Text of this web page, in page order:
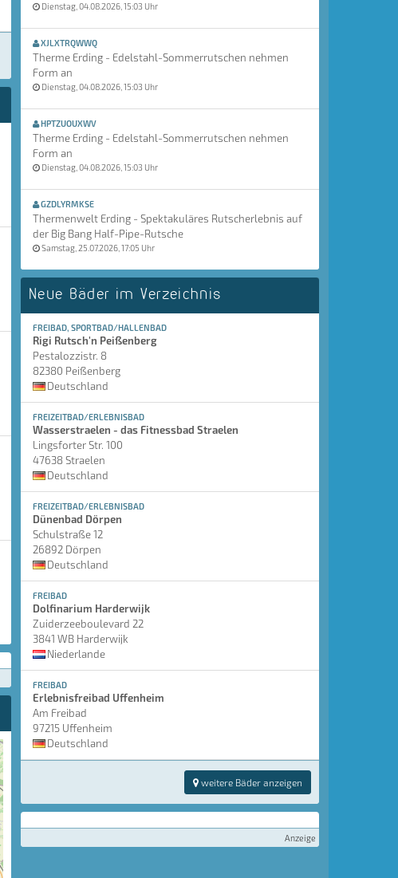
Dienstag, 04.08.2026, 15:03 Uhr
XJLXTRQWWQ
Therme Erding - Edelstahl-Sommerrutschen nehmen
Form an
Dienstag, 04.08.2026, 15:03 Uhr
HPTZUOUXWV
Therme Erding - Edelstahl-Sommerrutschen nehmen
Form an
Dienstag, 04.08.2026, 15:03 Uhr
GZDLYRMKSE
Thermenwelt Erding - Spektakuläres Rutscherlebnis auf
der Big Bang Half-Pipe-Rutsche
Samstag, 25.07.2026, 17:05 Uhr
Neue Bäder im Verzeichnis
FREIBAD, SPORTBAD/HALLENBAD
Rigi Rutsch'n Peißenberg
Pestalozzistr. 8
82380 Peißenberg
Deutschland
FREIZEITBAD/ERLEBNISBAD
Wasserstraelen - das Fitnessbad Straelen
Lingsforter Str. 100
47638 Straelen
Deutschland
FREIZEITBAD/ERLEBNISBAD
Dünenbad Dörpen
Schulstraße 12
26892 Dörpen
Deutschland
FREIBAD
Dolfinarium Harderwijk
Zuiderzeeboulevard 22
3841 WB Harderwijk
Niederlande
FREIBAD
Erlebnisfreibad Uffenheim
Am Freibad
97215 Uffenheim
Deutschland
weitere Bäder anzeigen
Anzeige